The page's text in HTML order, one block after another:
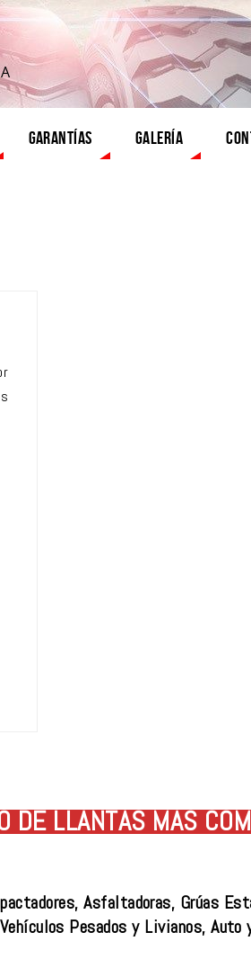
GARANTÍAS GALERÍA
DE LLANTAS MÁS
Asfaltadoras, Grúas
Pesados y Livianos, Auto